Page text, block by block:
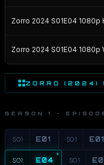
Zorro 2024 S01E04 1080p
Zorro 2024 S01E04 1080p
ZORRO (2024)
SEASON 1 ·
S01 E01 S01 E01
S01 E04 S01